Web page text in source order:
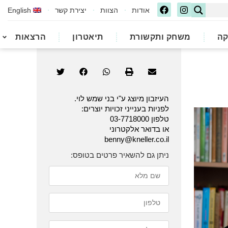
אודות הצוות יצירת קשר English
משחק ותקשורת תיאטרון הרצאות
העיזבון מיוצג ע"י בני שמש לוי.
לפניות בענייני זכויות יוצרים:
טלפון 03-7718000
או בדואר אלקטרוני
benny@kneller.co.il
ניתן גם להשאיר פרטים בטופס: